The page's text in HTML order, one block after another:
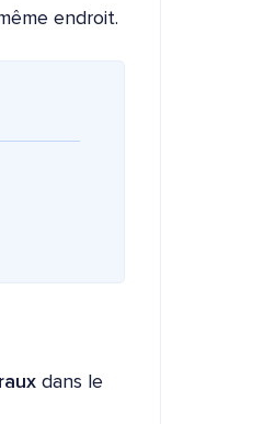
endroit.
dans le